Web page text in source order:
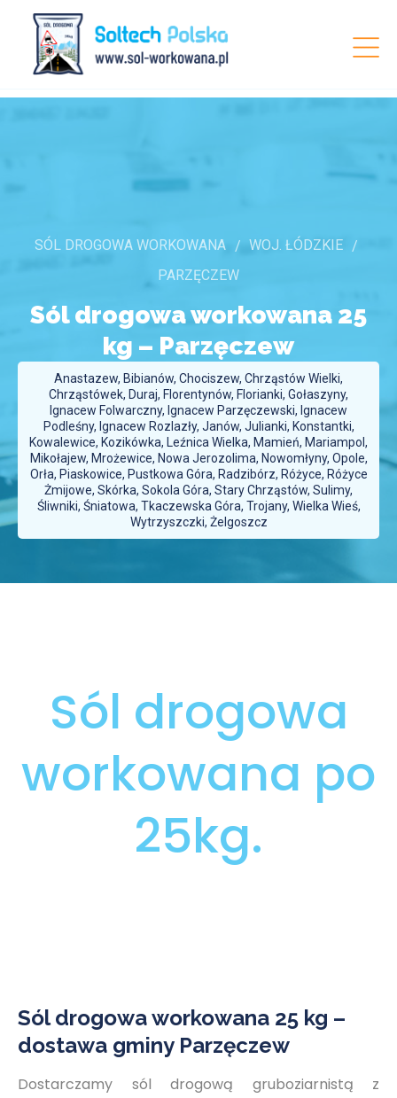
SÓL DROGOWA WORKOWANA
WOJ. ŁÓDZKIE
PARZĘCZEW
Sól drogowa workowana 25
kg – Parzęczew
Anastazew, Bibianów, Chociszew, Chrząstów Wielki,
Chrząstówek, Duraj, Florentynów, Florianki, Gołaszyny,
Ignacew Folwarczny, Ignacew Parzęczewski, Ignacew
Podleśny, Ignacew Rozlazły, Janów, Julianki, Konstantki,
Kowalewice, Kozikówka, Leźnica Wielka, Mamień, Mariampol,
Mikołajew, Mrożewice, Nowa Jerozolima, Nowomłyny, Opole,
Orła, Piaskowice, Pustkowa Góra, Radzibórz, Różyce, Różyce
Żmijowe, Skórka, Sokola Góra, Stary Chrząstów, Sulimy,
Śliwniki, Śniatowa, Tkaczewska Góra, Trojany, Wielka Wieś,
Wytrzyszczki, Żelgoszcz
Sól drogowa
workowana po
25kg.
Sól drogowa workowana 25 kg –
dostawa gminy Parzęczew
Dostarczamy sól drogową gruboziarnistą z